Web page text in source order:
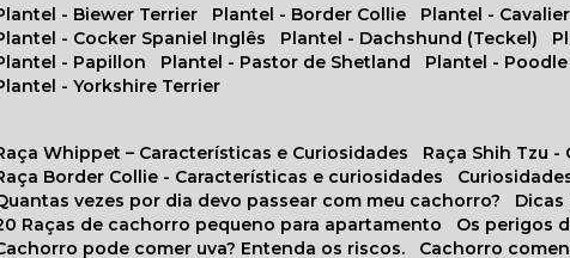
Plantel - Biewer Terrier
Plantel - Border Collie Plantel -
Plantel - Cocker Spaniel Inglês
Plantel - Dachshund (Teckel)
Plantel - Papillon
Plantel - Pastor de Shetland Plantel - Poodle
Plantel - Yorkshire Terrier
Raça Whippet – Características e Curiosidades
Raça Shih Tzu
Raça Border Collie - Características e curiosidades
Quantas vezes por dia devo passear com meu cachorro?
20 Raças de cachorro pequeno para apartamento
Os
Cachorro pode comer uva? Entenda os riscos.
Cachorro